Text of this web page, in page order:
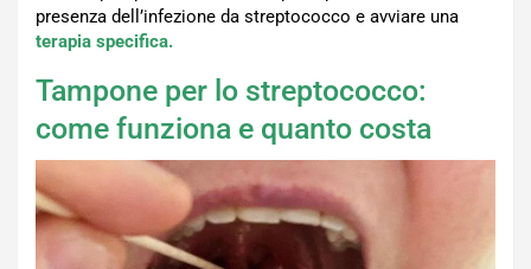
presenza dell’infezione da streptococco e avviare una
terapia specifica.
Tampone per lo streptococco:
come funziona e quanto costa